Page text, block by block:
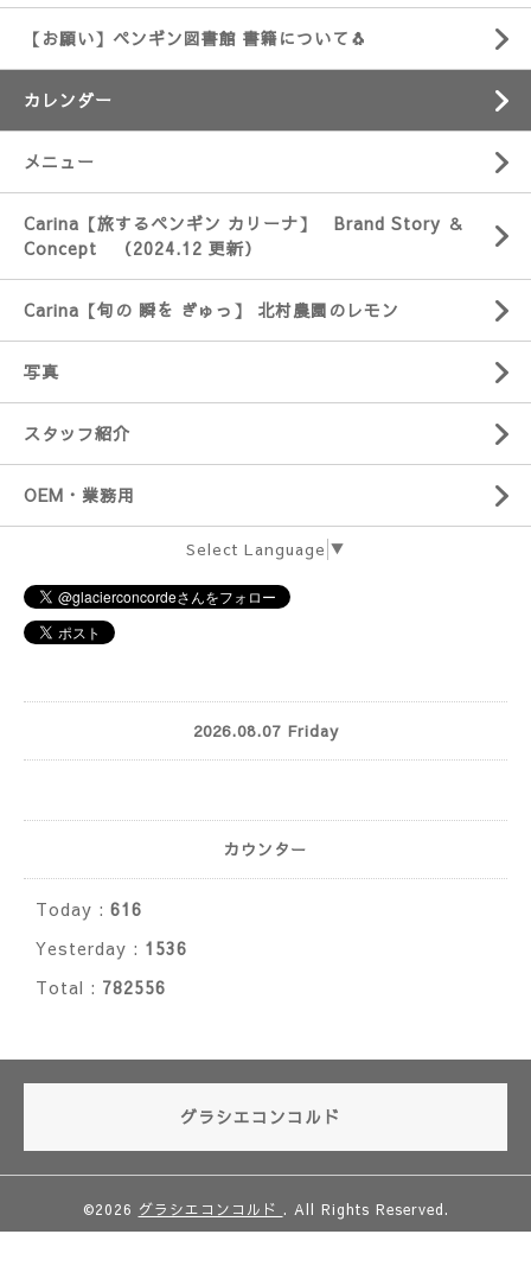
【お願い】ペンギン図書館 書籍について🐧
カレンダー
メニュー
Carina【旅するペンギン カリーナ】 Brand Story ＆
Concept （2024.12 更新）
Carina【旬の 瞬を ぎゅっ】 北村農園のレモン
写真
スタッフ紹介
OEM・業務用
Select Language ▼
2026.08.07 Friday
カウンター
Today : 616
Yesterday : 1536
Total : 782556
グラシエコンコルド
©2026 グラシエコンコルド . All Rights Reserved.